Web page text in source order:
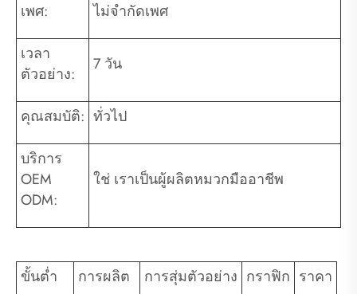
เพศ: ไม่จำกัดเพศ
เวลา
ตัวอย่าง:
7 วัน
คุณสมบัติ: ทั่วไป
บริการ
OEM
ODM:
ใช่ เราเป็นผู้ผลิตหมวกมืออาชีพ
ขั้นต่ำ การผลิต การสุ่มตัวอย่าง กราฟิก ราคา